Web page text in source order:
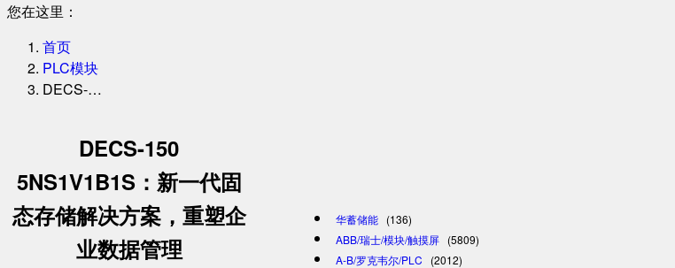
您在这里：
首页
PLC模块
DECS-…
DECS-150
5NS1V1B1S：新一代固
态存储解决方案，重塑企
业数据管理
华蓄储能 (136)
ABB/瑞士/模块/触摸屏 (5809)
A-B/罗克韦尔/PLC
(2012)